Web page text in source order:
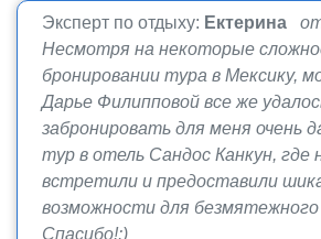
Эксперт по отдыху: Ектерина
Несмотря на некоторые
бронировании тура в Мексику,
Дарье Филипповой все же
забронировать для меня очень
тур в отель Сандос Канкун, где
встретили и предоставили
возможности для
Спасибо!:)